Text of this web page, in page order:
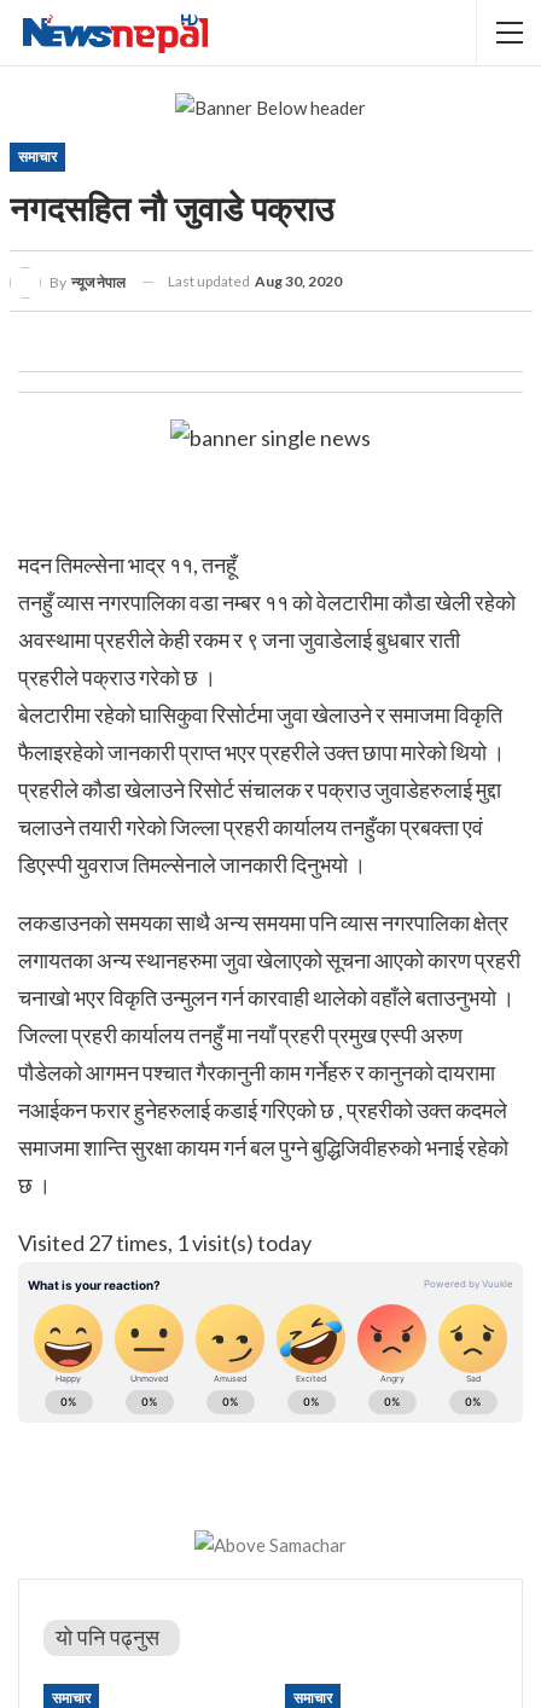
समाचार
नगदसहित नाै जुवाडे पक्राउ
By न्यूज नेपाल Last updated Aug 30, 2020
मदन तिमल्सेना भाद्र ११, तनहूँ
तनहुँ व्यास नगरपालिका वडा नम्बर ११ को वेलटारीमा काैडा खेली रहेको
अवस्थामा प्रहरीले केही रकम र ९ जना जुवाडेलाई बुधबार राती
प्रहरीले पक्राउ गरेको छ ।
बेलटारीमा रहेको घासिकुवा रिसोर्टमा जुवा खेलाउने र समाजमा विकृति
फैलाइरहेको जानकारी प्राप्त भएर प्रहरीले उक्त छापा मारेको थियो ।
प्रहरीले काैडा खेलाउने रिसोर्ट संचालक र पक्राउ जुवाडेहरुलाई मुद्दा
चलाउने तयारी गरेको जिल्ला प्रहरी कार्यालय तनहुँका प्रबक्ता एवं
डिएस्पी युवराज तिमल्सेनाले जानकारी दिनुभयो ।
लकडाउनको समयका साथै अन्य समयमा पनि व्यास नगरपालिका क्षेत्र
लगायतका अन्य स्थानहरुमा जुवा खेलाएको सूचना आएको कारण प्रहरी
चनाखो भएर विकृति उन्मुलन गर्न कारवाही थालेको वहाँले बताउनुभयो ।
जिल्ला प्रहरी कार्यालय तनहुँ मा नयाँ प्रहरी प्रमुख एस्पी अरुण
पौडेलको आगमन पश्चात गैरकानुनी काम गर्नेहरु र कानुनको दायरामा
नआईकन फरार हुनेहरुलाई कडाई गरिएको छ , प्रहरीको उक्त कदमले
समाजमा शान्ति सुरक्षा कायम गर्न बल पुग्ने बुद्धिजिवीहरुको भनाई रहेको
छ ।
Visited 27 times, 1 visit(s) today
यो पनि पढ्नुस
समाचार समाचार